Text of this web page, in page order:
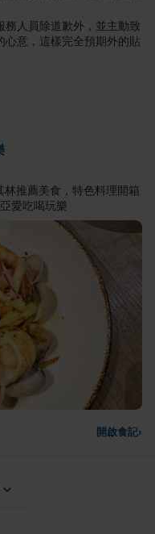
務人員除道歉外，並主動致
心意，這樣完全預期外的貼
推薦美食，特色料理開箱
愛吃喝玩樂
開啟食記›